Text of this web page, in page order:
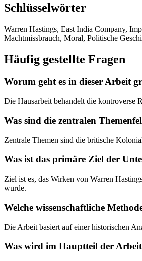
Schlüsselwörter
Warren Hastings, East India Company,
Machtmissbrauch, Moral, Politische
Häufig gestellte Fragen
Worum geht es in dieser Arbeit
Die Hausarbeit behandelt die kontroverse
Was sind die zentralen
Zentrale Themen sind die britische
Was ist das primäre Ziel der
Ziel ist es, das Wirken von Warren
wurde.
Welche wissenschaftliche
Die Arbeit basiert auf einer historischen
Was wird im Hauptteil der